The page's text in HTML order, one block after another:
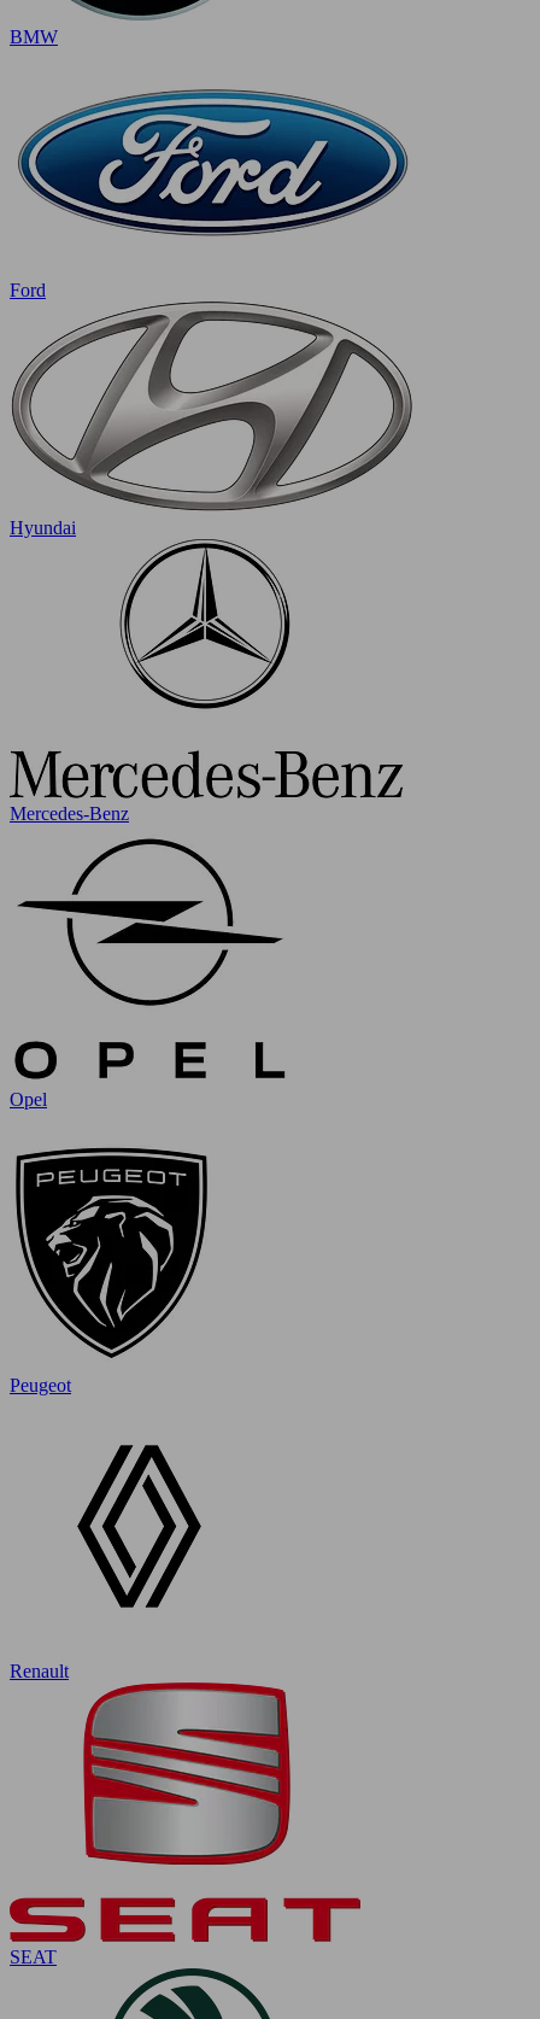
BMW
Ford
Hyundai
Mercedes-Benz
Opel
Peugeot
Renault
SEAT